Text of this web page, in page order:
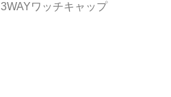
3WAYワッチキャップ